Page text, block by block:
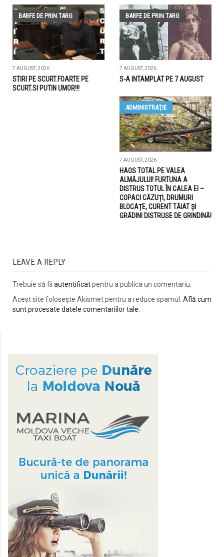
BARFE DE PRIN TARG
7 AUGUST, 2026
STIRI PE SCURT.FOARTE PE
SCURT.SI PUTIN UMOR!!!
BARFE DE PRIN TARG
7 AUGUST, 2026
S-A INTAMPLAT PE 7 AUGUST
ADMINISTRAŢIE
7 AUGUST, 2026
HAOS TOTAL PE VALEA
ALMĂJULUI! FURTUNA A
DISTRUS TOTUL ÎN CALEA EI –
COPACI CĂZUȚI, DRUMURI
BLOCAȚE, CURENT TĂIAT ȘI
GRĂDINI DISTRUSE DE GRINDINĂ!
LEAVE A REPLY
Trebuie să fii autentificatpentru a publica un comentariu.
Acest site folosește Akismet pentru a reduce spamul. Află cum
sunt procesate datele comentariilor tale